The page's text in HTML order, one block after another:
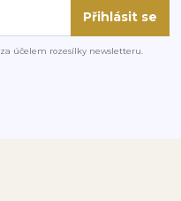
Přihlásit se
za účelem rozesílky newsletteru.